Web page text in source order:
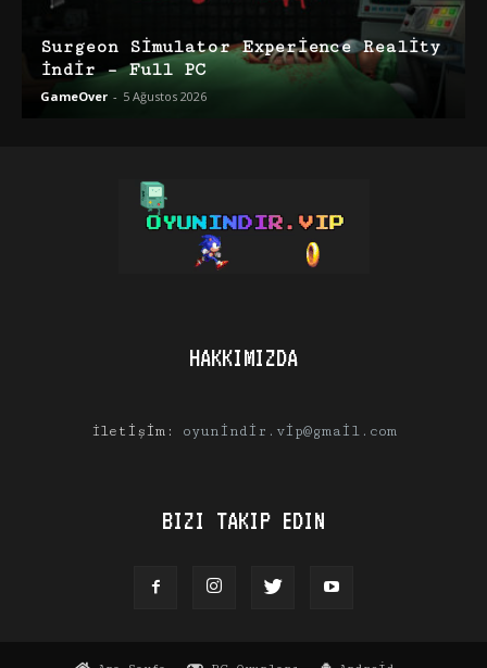
Surgeon Simulator Experience Reality
İndir – Full PC
GameOver - 5 Ağustos 2026
HAKKIMIZDA
İletişim: oyunindir.vip@gmail.com
BIZI TAKIP EDIN